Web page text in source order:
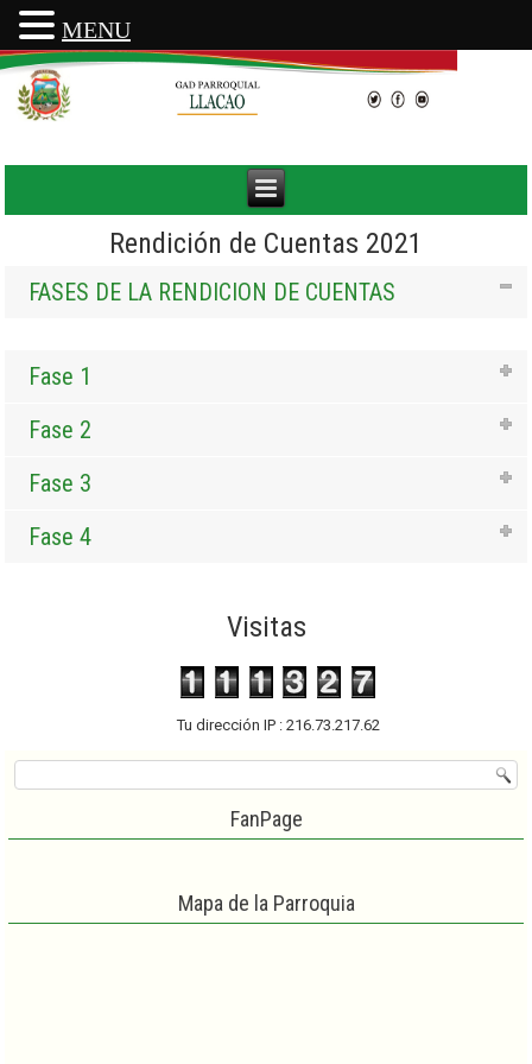
Rendición de Cuentas 2021
FASES DE LA RENDICION DE CUENTAS
Fase 1
Fase 2
Fase 3
Fase 4
Visitas
Tu dirección IP : 216.73.217.62
FanPage
Mapa de la Parroquia
MENU